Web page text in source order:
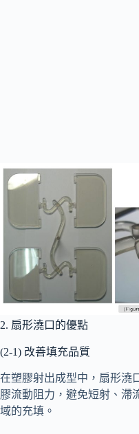
2. 扇形澆口的優點
(2-1) 改善填充品質
在塑膠射出成型中，扇形澆
膠流動阻力，避免短射、滯
域的充填。